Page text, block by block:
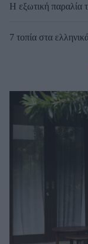
Η εξωτική παραλία
7 τοπία στα